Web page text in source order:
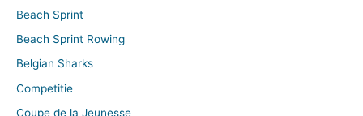
Beach Sprint
Beach Sprint Rowing
Belgian Sharks
Competitie
Coupe de la Jeunesse